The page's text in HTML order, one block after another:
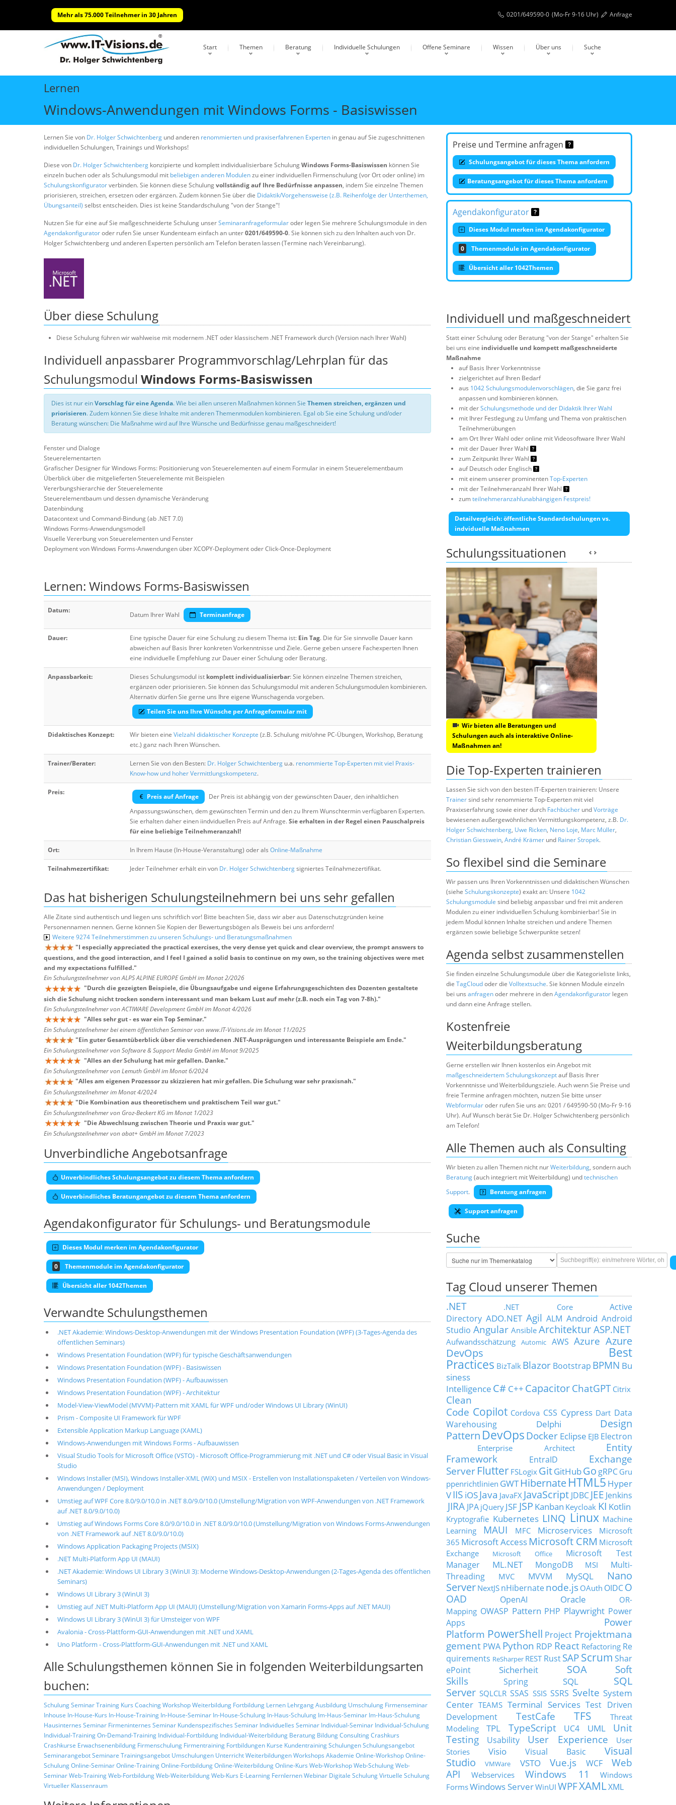
Mehr als 75.000 Teilnehmer in 30 Jahren 0201/649590-0 (Mo-Fr 9-16 Uhr) Anfrage
Start Themen Beratung Individuelle Schulungen Offene Seminare Wissen Über uns Suche
Lernen
Windows-Anwendungen mit Windows Forms - Basiswissen
Lernen Sie von Dr. Holger Schwichtenberg und anderen renommierten und praxiserfahrenen Experten in genau auf Sie zugeschnittenen
individuellen Schulungen, Trainings und Workshops!
Diese von Dr. Holger Schwichtenberg konzipierte und komplett individualisierbare SchulungWindows Forms-Basiswissen können Sie
einzeln buchen oder als Schulungsmodul mit beliebigen anderen Modulenzu einer individuellen Firmenschulung (vor Ort oder online) im
Schulungskonfiguratorverbinden. Sie können diese Schulungvollständig auf Ihre Bedürfnisse anpassen, indem Sie einzelne Themen
priorisieren, streichen, ersetzen oder ergänzen. Zudem können Sie über die Didaktik/Vorgehensweise (z.B. Reihenfolge der Unterthemen,
Übungsanteil) selbst entscheiden. Dies ist keine Standardschulung "von der Stange"!
Nutzen Sie für eine auf Sie maßgeschneiderte Schulung unserSeminaranfrageformularoder legen Sie mehrere Schulungsmodule in den
Agendakonfiguratoroder rufen Sie unser Kundenteam einfach an unter0201/649590-0. Sie können sich zu den Inhalten auch von Dr.
Holger Schwichtenberg und anderen Experten persönlich am Telefon beraten lassen (Termine nach Vereinbarung).
Preise und Termine anfragen
Schulungsangebot für dieses Thema anfordern
Beratungsangebot für dieses Thema anfordern
Agendakonfigurator
Dieses Modul merken im Agendakonfigurator
0 Themenmodule im Agendakonfigurator
Übersicht aller 1042Themen
Über diese Schulung
Diese Schulung führen wir wahlweise mit modernem .NET oder klassischem .NET Framework durch (Version nach Ihrer Wahl)
Individuell anpassbarer Programmvorschlag/Lehrplan für das
Schulungsmodul Windows Forms-Basiswissen
Dies ist nur einVorschlag für eine Agenda. Wie bei allen unseren Maßnahmen können Sie Themen streichen, ergänzen und
priorisieren. Zudem können Sie diese Inhalte mit anderen Themenmodulen kombinieren. Egal ob Sie eine Schulung und/oder
Beratung wünschen: Die Maßnahme wird auf Ihre Wünsche und Bedürfnisse genau maßgeschneidert!
Fenster und Dialoge
Steuerelementarten
Grafischer Designer für Windows Forms: Positionierung von Steuerelementen auf einem Formular in einem Steuerelementbaum
Überblick über die mitgelieferten Steuerelemente mit Beispielen
Vererbungshierarchie der Steuerelemente
Steuerelementbaum und dessen dynamische Veränderung
Datenbindung
Datacontext und Command-Bindung (ab .NET 7.0)
Windows Forms-Anwendungsmodell
Visuelle Vererbung von Steuerelementen und Fenster
Deployment von Windows Forms-Anwendungen über XCOPY-Deployment oder Click-Once-Deployment
Lernen: Windows Forms-Basiswissen
Datum:
Datum Ihrer Wahl Terminanfrage
Dauer: Eine typische Dauer für eine Schulung zu diesem Thema ist: Ein Tag. Die für Sie sinnvolle Dauer kann
abweichen auf Basis Ihrer konkreten Vorkenntnisse und Ziele. Gerne geben unsere Fachexperten Ihnen
eine individuelle Empfehlung zur Dauer einer Schulung oder Beratung.
Anpassbarkeit: Dieses Schulungsmodul ist komplett individualisierbar: Sie können einzelne Themen streichen,
ergänzen oder priorisieren. Sie können das Schulungsmodul mit anderen Schulungsmodulen kombinieren.
Alternativ dürfen Sie gerne uns Ihre eigene Wunschagenda vorgeben.
Teilen Sie uns Ihre Wünsche per Anfrageformular mit
Didaktisches Konzept: Wir bieten eine Vielzahl didaktischer Konzepte (z.B. Schulung mit/ohne PC-Übungen, Workshop, Beratung
etc.) ganz nach Ihren Wünschen.
Trainer/Berater: Lernen Sie von den Besten: Dr. Holger Schwichtenberg u.a. renommierte Top-Experten mit viel Praxis-
Know-how und hoher Vermittlungskompetenz.
Preis:
Preis auf Anfrage
Der Preis ist abhängig von der gewünschten Dauer, den inhaltlichen
Anpassungswünschen, dem gewünschten Termin und den zu Ihrem Wunschtermin verfügbaren Experten.
Sie erhalten daher einen iindviduellen Preis auf Anfrage.Sie erhalten in der Regel einen Pauschalpreis
für eine beliebige Teilnehmeranzahl!
Ort: In Ihrem Hause (In-House-Veranstaltung) oder als Online-Maßnahme
Teilnahmezertifikat: Jeder Teilnehmer erhält ein von Dr. Holger Schwichtenbergsigniertes Teilnahmezertifikat.
Das hat bisherigen Schulungsteilnehmern bei uns sehr gefallen
Alle Zitate sind authentisch und liegen uns schriftlich vor! Bitte beachten Sie, dass wir aber aus Datenschutzgründen keine
Personennamen nennen. Gerne können Sie Kopien der Bewertungsbögen als Beweis bei uns anfordern!
Weitere 9274 Teilnehmerstimmen zu unseren Schulungs- und Beratungsmaßnahmen
"I especially appreciated the practical exercises, the very dense yet quick and clear overview, the prompt answers to
questions, and the good interaction, and I feel I gained a solid basis to continue on my own, so the training objectives were met
and my expectations fulfilled."
Ein Schulungsteilnehmer von ALPS ALPINE EUROPE GmbH im Monat 2/2026
"Durch die gezeigten Beispiele, die Übungsaufgabe und eigene Erfahrungsgeschichten des Dozenten gestaltete
sich die Schulung nicht trocken sondern interessant und man bekam Lust auf mehr (z.B. noch ein Tag von 7-8h)."
Ein Schulungsteilnehmer von ACTIWARE Development GmbH im Monat 4/2026
"Alles sehr gut - es war ein Top Seminar."
Ein Schulungsteilnehmer bei einem öffentlichen Seminar von www.IT-Visions.de im Monat 11/2025
"Ein guter Gesamtüberblick über die verschiedenen .NET-Ausprägungen und interessante Beispiele am Ende."
Ein Schulungsteilnehmer von Software & Support Media GmbH im Monat 9/2025
"Alles an der Schulung hat mir gefallen. Danke."
Ein Schulungsteilnehmer von Lemuth GmbH im Monat 6/2024
"Alles am eigenen Prozessor zu skizzieren hat mir gefallen. Die Schulung war sehr praxisnah."
Ein Schulungsteilnehmer im Monat 4/2024
"Die Kombination aus theoretischem und praktischem Teil war gut."
Ein Schulungsteilnehmer von Groz-Beckert KG im Monat 1/2023
"Die Abwechlsung zwischen Theorie und Praxis war gut."
Ein Schulungsteilnehmer von abat+ GmbH im Monat 7/2023
Unverbindliche Angebotsanfrage
Unverbindliches Schulungsangebot zu diesem Thema anfordern
Unverbindliches Beratungangebot zu diesem Thema anfordern
Agendakonfigurator für Schulungs- und Beratungsmodule
Dieses Modul merken im Agendakonfigurator
0 Themenmodule im Agendakonfigurator
Übersicht aller 1042Themen
Verwandte Schulungsthemen
.NET Akademie: Windows-Desktop-Anwendungen mit der Windows Presentation Foundation (WPF) (3-Tages-Agenda des
öffentlichen Seminars)
Windows Presentation Foundation (WPF) für typische Geschäftsanwendungen
Windows Presentation Foundation (WPF) - Basiswissen
Windows Presentation Foundation (WPF) - Aufbauwissen
Windows Presentation Foundation (WPF) - Architektur
Model-View-ViewModel (MVVM)-Pattern mit XAML für WPF und/oder Windows UI Library (WinUI)
Prism - Composite UI Framework für WPF
Extensible Application Markup Language (XAML)
Windows-Anwendungen mit Windows Forms - Aufbauwissen
Visual Studio Tools for Microsoft Office (VSTO) - Microsoft Office-Programmierung mit .NET und C# oder Visual Basic in Visual
Studio
Windows Installer (MSI), Windows Installer-XML (WiX) und MSIX - Erstellen von Installationspaketen / Verteilen von Windows-
Anwendungen / Deployment
Umstieg auf WPF Core 8.0/9.0/10.0 in .NET 8.0/9.0/10.0 (Umstellung/Migration von WPF-Anwendungen von .NET Framework
auf .NET 8.0/9.0/10.0)
Umstieg auf Windows Forms Core 8.0/9.0/10.0 in .NET 8.0/9.0/10.0 (Umstellung/Migration von Windows Forms-Anwendungen
von .NET Framework auf .NET 8.0/9.0/10.0)
Windows Application Packaging Projects (MSIX)
.NET Multi-Platform App UI (MAUI)
.NET Akademie: Windows UI Library 3 (WinUI 3): Moderne Windows-Desktop-Anwendungen (2-Tages-Agenda des öffentlichen
Seminars)
Windows UI Library 3 (WinUI 3)
Umstieg auf .NET Multi-Platform App UI (MAUI) (Umstellung/Migration von Xamarin Forms-Apps auf .NET MAUI)
Windows UI Library 3 (WinUI 3) für Umsteiger von WPF
Avalonia - Cross-Plattform-GUI-Anwendungen mit .NET und XAML
Uno Platform - Cross-Plattform-GUI-Anwendungen mit .NET und XAML
Alle Schulungsthemen können Sie in folgenden Weiterbildungsarten
buchen:
SchulungSeminarTraining Kurs CoachingWorkshopWeiterbildung Fortbildung Lernen LehrgangAusbildung Umschulung Firmenseminar
Inhouse In-House-Kurs In-House-Training In-House-Seminar In-House-Schulung In-Haus-Schulung Im-Haus-Seminar Im-Haus-Schulung
Hausinternes Seminar Firmeninternes Seminar Kundenspezifisches Seminar Individuelles Seminar Individual-Seminar Individual-Schulung
Individual-TrainingOn-Demand-Training Individual-Fortbildung Individual-Weiterbildung Beratung BildungConsultingCrashkurs
Crashkurse Erwachsenenbildung Firmenschulung Firmentraining Fortbildungen Kurse KundentrainingSchulungenSchulungsangebot
SeminarangebotSeminare Trainingsangebot Umschulungen UnterrichtWeiterbildungenWorkshops Akademie Online-WorkshopOnline-
SchulungOnline-SeminarOnline-TrainingOnline-FortbildungOnline-WeiterbildungOnline-Kurs Web-WorkshopWeb-SchulungWeb-
SeminarWeb-TrainingWeb-FortbildungWeb-WeiterbildungWeb-Kurs E-Learning FernlernenWebinar Digitale SchulungVirtuelle Schulung
Virtueller Klassenraum
Individuell und maßgeschneidert
Statt einer Schulung oder Beratung "von der Stange" erhalten Sie
bei uns eine individuelle und kompett maßgeschneiderte
Maßnahme
auf Basis Ihrer Vorkenntnisse
zielgerichtet auf Ihren Bedarf
aus 1042 Schulungsmodulenvorschlägen, die Sie ganz frei
anpassen und kombinieren können.
mit derSchulungsmethode und der Didaktik Ihrer Wahl
mit Ihrer Festlegung zu Umfang und Thema von praktischen
Teilnehmerübungen
am Ort Ihrer Wahl oder online mit Videosoftware Ihrer Wahl
mit der Dauer Ihrer Wahl
zum Zeitpunkt Ihrer Wahl
auf Deutsch oder Englisch
mit einem unserer prominentenTop-Experten
mit der Teilnehmeranzahl Ihrer Wahl
zumteilnehmeranzahlunabhängigen Festpreis!
Detailvergleich: öffentliche Standardschulungen vs.
indviduelle Maßnahmen
Schulungssituationen
Wir bieten alle Beratungen und
Schulungen auch als interaktive Online-
Maßnahmen an!
Die Top-Experten trainieren
Lassen Sie sich von den besten IT-Experten trainieren: Unsere
Trainersind sehr renommierte Top-Experten mit viel
Praxixserfahrung sowie einer durch Fachbücher undVorträge
bewiesenen außergewöhnlichen Vermittlungskompetenz, z.B. Dr.
Holger Schwichtenberg, Uwe Ricken, Neno Loje, Marc Müller,
Christian Giesswein, André Krämer und Rainer Stropek.
So flexibel sind die Seminare
Wir passen uns Ihren Vorkenntnissen und didaktischen Wünschen
(siehe Schulungskonzepte) exakt an: Unsere 1042
Schulungsmodule sind beliebig anpassbar und frei mit anderen
Modulen zu einer individuellen Schulung kombinierbar! Sie in
jedem Modul können Inhalte streichen und andere Themen
ergänzen sowie beliebige Schwerpunkte setzen!
Agenda selbst zusammenstellen
Sie finden einzelne Schulungsmodule über die Kategorieliste links,
die TagCloudoder die Volltextsuche. Sie können Module einzeln
bei uns anfragenoder mehrere in denAgendakonfigurator legen
und dann eine Anfrage stellen.
Kostenfreie
Weiterbildungsberatung
Gerne erstellen wir Ihnen kostenlos ein Angebot mit
maßgeschneidertem Schulungskonzeptauf Basis Ihrer
Vorkenntnisse und Weiterbildungsziele. Auch wenn Sie Preise und
freie Termine anfragen möchten, nutzen Sie bitte unser
Webformularoder rufen Sie uns an: 0201 / 649590-50 (Mo-Fr 9-16
Uhr). Auf Wunsch berät Sie Dr. Holger Schwichtenberg persönlich
am Telefon!
Alle Themen auch als Consulting
Wir bieten zu allen Themen nicht nurWeiterbildung, sondern auch
Beratung(auch integriert mit Weiterbildung) undtechnischen
Support. Beratung anfragen
Support anfragen
Suche
Tag Cloud unserer Themen
.NET .NET Core
Active
Directory ADO.NET Agil ALM Android Android
Studio Angular Ansible Architektur ASP.NET
Aufwandsschätzung Automic AWS Azure Azure
DevOps
Best
Practices BizTalk Blazor Bootstrap BPMN Bu
siness
Intelligence C# C++ Capacitor ChatGPT Citrix
Clean
Code Copilot Cordova CSS Cypress Dart Data
Warehousing
Delphi
Design
Pattern DevOps Docker Eclipse EJB Electron
Enterprise Architect
Entity
Framework
EntraID
Exchange
Server Flutter FSLogix GitGitHubGo gRPC Gru
ppenrichtlinien GWT HibernateHTML5 Hyper
VIIS iOSJava JavaFX JavaScript JDBC JEE Jenkins
JIRA JPA jQuery JSF JSP Kanban Keycloak KI Kotlin
Kryptografie Kubernetes LINQ Linux Machine
Learning
MAUI MFC Microservices
Microsoft
365 Microsoft Access Microsoft CRM Microsoft
Exchange
Microsoft Office
Microsoft Test
Manager
ML.NET MongoDB MSI
Multi-
Threading
MVC MVVM MySQL
Nano
Server NextJS nHibernatenode.js OAuth OIDCO
OAD
OpenAI Oracle
OR-
Mapping OWASP Pattern PHP Playwright Power
Apps
Power
Platform PowerShell Project Projektmana
gement PWA Python RDP React Refactoring Re
quirements ReSharper REST Rust SAP Scrum Shar
ePoint
Sicherheit SOA
Soft
Skills
Spring SQL
SQL
Server SQLCLR SSAS SSIS SSRS Svelte System
Center TEAMS Terminal Services Test Driven
Development
TestCafe TFS
Threat
Modeling
TPL TypeScript UC4 UML
Unit
Testing
Usability User Experience
User
Stories
Visio Visual Basic
Visual
Studio
VMWare VSTO Vue.js WCF
Web
API
Webservices Windows 11
Windows
FormsWindows ServerWinUI WPFXAMLXML